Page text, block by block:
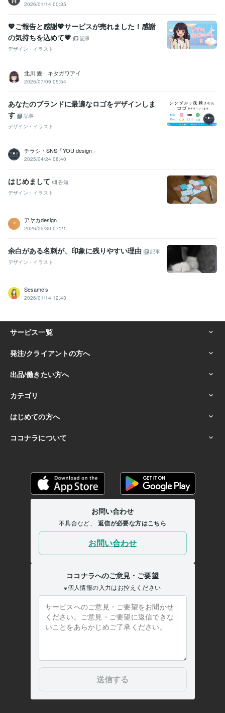
2026/01/14 00:35
💖ご報告と感謝💖サービスが売れました！感謝
の気持ちを込めて💗
記事
デザイン・イラスト
北川 愛 キタガワアイ
2026/07/09 05:54
あなたのブランドに最適なロゴをデザインしま
す
記事
デザイン・イラスト
チラシ・SNS「YOU design」
2025/04/24 08:40
はじめまして
告知
デザイン・イラスト
アヤカdesign
2026/05/30 07:21
余白がある名刺が、印象に残りやすい理由
記事
デザイン・イラスト
Sesame’s
2026/01/14 12:43